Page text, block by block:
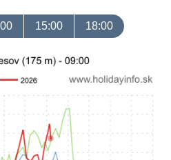
15:00 18:00